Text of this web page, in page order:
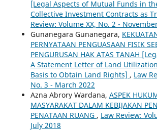
[Legal Aspects of Mutual Funds in
Collective Investment Contracts as
Review: Volume XX, No. 2 -
Gunanegara Gunanegara,
PERNYATAAN PENGUASAAN FISIK
PENGURUSAN HAK ATAS TANAH
A Statement Letter of Land
Basis to Obtain Land Rights] , Law
No. 3 - March 2022
Azna Abrory Wardana, ASPEK
MASYARAKAT DALAM KEBIJAKAN
PENATAAN RUANG , Law Review:
July 2018